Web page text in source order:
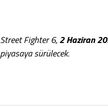
Street Fighter 6,2 Haziran
piyasaya sürülecek.